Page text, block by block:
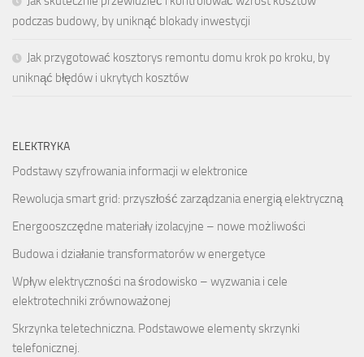
podczas budowy, by uniknąć blokady inwestycji
Jak przygotować kosztorys remontu domu krok po kroku, by
uniknąć błędów i ukrytych kosztów
ELEKTRYKA
Podstawy szyfrowania informacji w elektronice
Rewolucja smart grid: przyszłość zarządzania energią elektryczną
Energooszczędne materiały izolacyjne – nowe możliwości
Budowa i działanie transformatorów w energetyce
Wpływ elektryczności na środowisko – wyzwania i cele
elektrotechniki zrównoważonej
Skrzynka teletechniczna. Podstawowe elementy skrzynki
telefonicznej.